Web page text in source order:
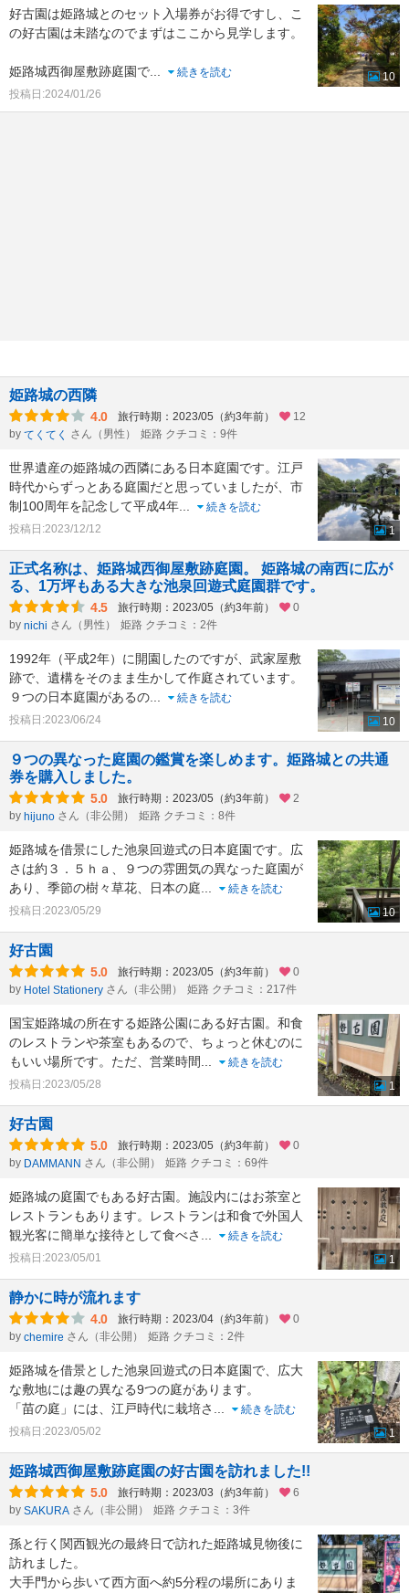
好古園は姫路城とのセット入場券がお得ですし、こ
の好古園は未踏なのでまずはここから見学します。
姫路城西御屋敷跡庭園で
続きを読む
投稿日:2024/01/26
10
姫路城の西隣
4.0 旅行時期：2023/05（約3年前）
12
by てくてく さん（男性） 姫路 クチコミ：9件
世界遺産の姫路城の西隣にある日本庭園です。江戸
時代からずっとある庭園だと思っていましたが、市
制100周年を記念して平成4年
続きを読む
投稿日:2023/12/12
1
正式名称は、姫路城西御屋敷跡庭園。 姫路城の南西に広が
る、1万坪もある大きな池泉回遊式庭園群です。
4.5 旅行時期：2023/05（約3年前）
0
by nichi さん（男性） 姫路 クチコミ：2件
1992年（平成2年）に開園したのですが、武家屋敷
跡で、遺構をそのまま生かして作庭されています。
９つの日本庭園があるの
続きを読む
投稿日:2023/06/24
10
９つの異なった庭園の鑑賞を楽しめます。姫路城との共通
券を購入しました。
5.0 旅行時期：2023/05（約3年前）
2
by hijuno さん（非公開） 姫路 クチコミ：8件
姫路城を借景にした池泉回遊式の日本庭園です。広
さは約３．５ｈａ、９つの雰囲気の異なった庭園が
あり、季節の樹々草花、日本の庭
続きを読む
投稿日:2023/05/29
10
好古園
5.0 旅行時期：2023/05（約3年前）
0
by Hotel Stationery さん（非公開） 姫路 クチコミ：217件
国宝姫路城の所在する姫路公園にある好古園。和食
のレストランや茶室もあるので、ちょっと休むのに
もいい場所です。ただ、営業時間
続きを読む
投稿日:2023/05/28
1
好古園
5.0 旅行時期：2023/05（約3年前）
0
by DAMMANN さん（非公開） 姫路 クチコミ：69件
姫路城の庭園でもある好古園。施設内にはお茶室と
レストランもあります。レストランは和食で外国人
観光客に簡単な接待として食べさ
続きを読む
投稿日:2023/05/01
1
静かに時が流れます
4.0 旅行時期：2023/04（約3年前）
0
by chemire さん（非公開） 姫路 クチコミ：2件
姫路城を借景とした池泉回遊式の日本庭園で、広大
な敷地には趣の異なる9つの庭があります。
「苗の庭」には、江戸時代に栽培さ
続きを読む
投稿日:2023/05/02
1
姫路城西御屋敷跡庭園の好古園を訪れました!!
5.0 旅行時期：2023/03（約3年前）
6
by SAKURA さん（非公開） 姫路 クチコミ：3件
孫と行く関西観光の最終日で訪れた姫路城見物後に
訪れました。
大手門から歩いて西方面へ約5分程の場所にありま